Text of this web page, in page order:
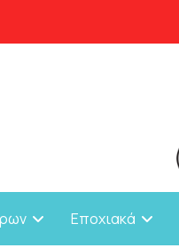
Εποχιακά